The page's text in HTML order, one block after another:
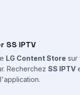
SS IPTV
LG Content Store sur
Recherchez SS IPTV